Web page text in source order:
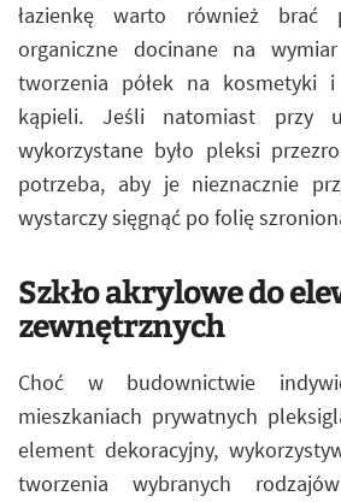
łazienkę warto również brać
organiczne docinane na
tworzenia półek na kosmetyki
kąpieli. Jeśli natomiast przy
wykorzystane było pleksi
potrzeba, aby je nieznacznie
wystarczy sięgnąć po folię
Szkło akrylowe do
zewnętrznych
Choć w budownictwie
mieszkaniach prywatnych
element dekoracyjny,
tworzenia wybranych